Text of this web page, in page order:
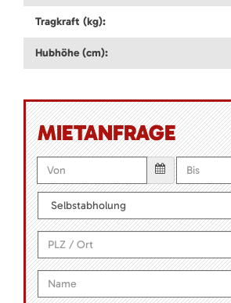
Tragkraft (kg):
Hubhöhe (cm):
MIETANFRAGE